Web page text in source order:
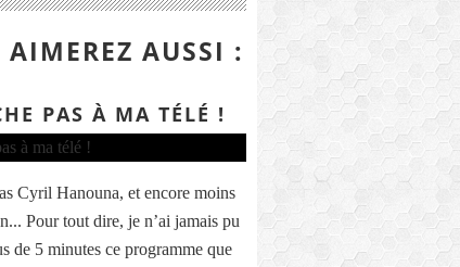
AIMEREZ AUSSI :
PAS À MA TÉLÉ !
Cyril Hanouna, et encore moins
Pour tout dire, je n’ai jamais pu
de 5 minutes ce programme que